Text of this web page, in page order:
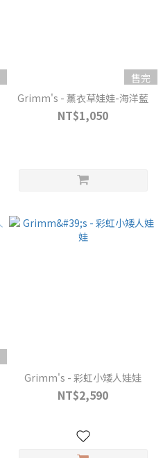
售完
Grimm's - 薰衣草娃娃-海洋藍
NT$1,050
Grimm's - 彩虹小矮人娃娃
NT$2,590